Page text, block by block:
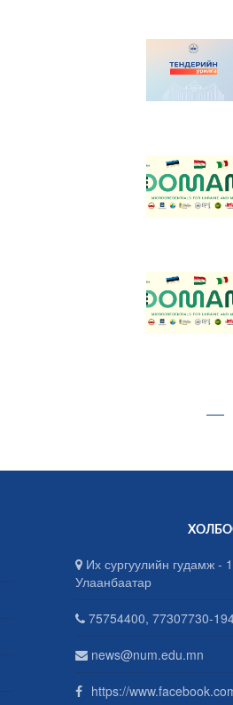
Их сургуулийн гудамж -
Улаанбаатар
75754400, 77307730-
news@num.edu.mn
https://